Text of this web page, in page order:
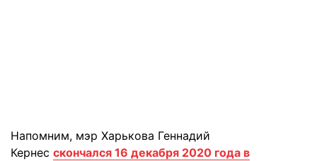
Напомним, мэр Харькова Геннадий
Кернес скончался 16 декабря 2020 года в